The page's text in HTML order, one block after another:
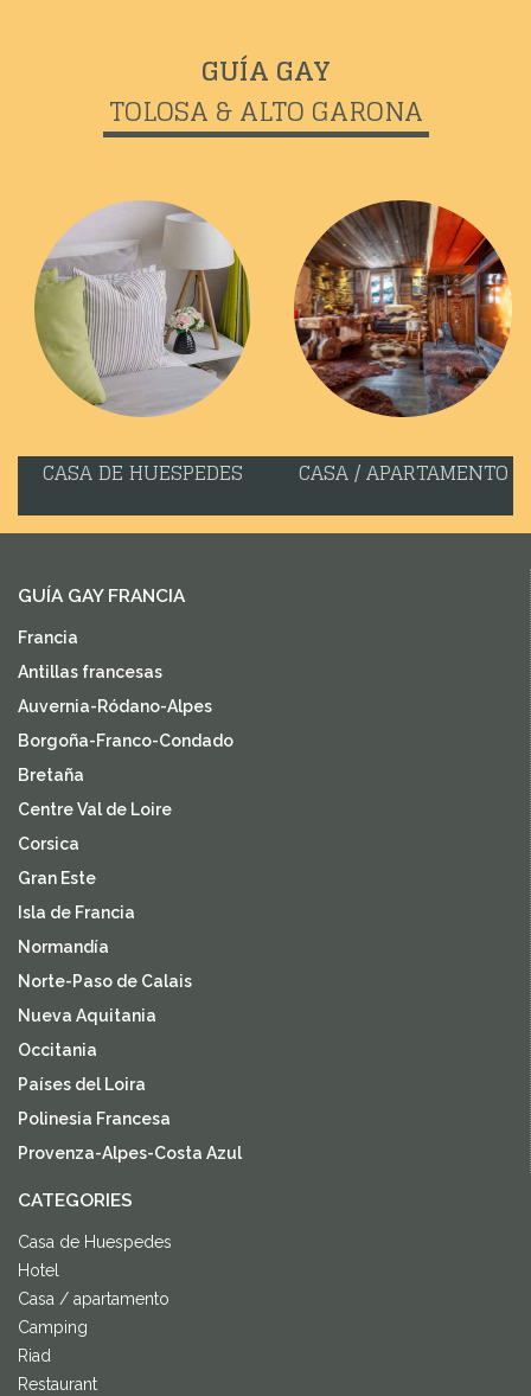
GUÍA GAY
TOLOSA & ALTO GARONA
CASA DE HUESPEDES CASA / APARTAMENTO
GUÍA GAY FRANCIA
Francia
Antillas francesas
Auvernia-Ródano-Alpes
Borgoña-Franco-Condado
Bretaña
Centre Val de Loire
Corsica
Gran Este
Isla de Francia
Normandía
Norte-Paso de Calais
Nueva Aquitania
Occitania
Países del Loira
Polinesia Francesa
Provenza-Alpes-Costa Azul
CATEGORIES
Casa de Huespedes
Hotel
Casa / apartamento
Camping
Riad
Restaurant